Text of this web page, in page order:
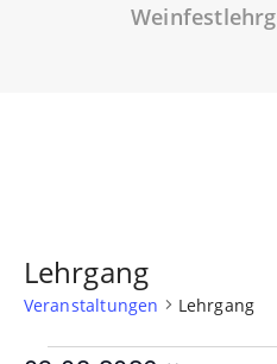
Lehrgang
Veranstaltungen Lehrgang